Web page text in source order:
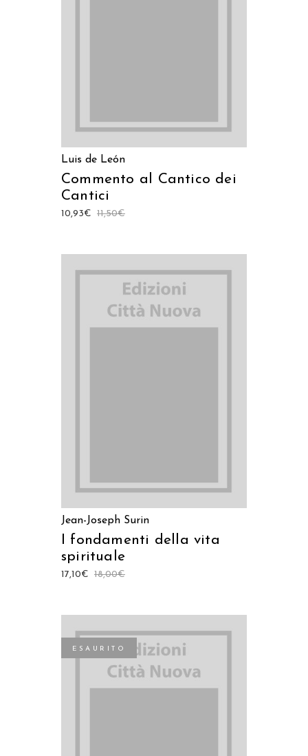
Luis de León
Commento al Cantico dei
Cantici
11,50€
10,93€
Jean-Joseph Surin
I fondamenti della vita
spirituale
18,00€
17,10€
ESAURITO